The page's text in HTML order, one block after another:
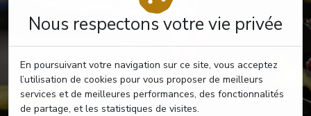
Nous respectons votre vie privée
En poursuivant votre navigation sur ce site, vous acceptez
l’utilisation de cookies pour vous proposer de meilleurs
services et de meilleures performances, des fonctionnalités
de partage, et les statistiques de visites.